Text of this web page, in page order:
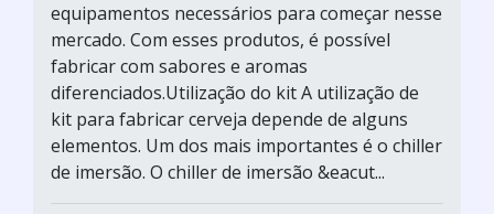
equipamentos necessários para começar nesse
mercado. Com esses produtos, é possível
fabricar com sabores e aromas
diferenciados.Utilização do kit A utilização de
kit para fabricar cerveja depende de alguns
elementos. Um dos mais importantes é o chiller
de imersão. O chiller de imersão &eacut...